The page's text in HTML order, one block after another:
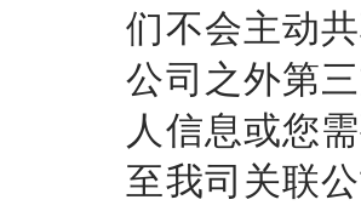
们不会主动
公司之外第
人信息或您
至我司关联